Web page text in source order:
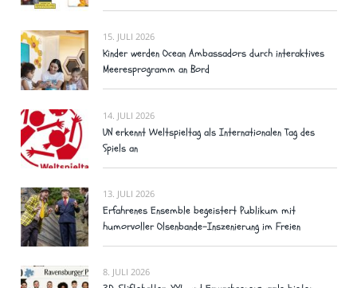
15. JULI 2026
Kinder werden Ocean Ambassadors durch interaktives
Meeresprogramm an Bord
14. JULI 2026
UN erkennt Weltspieltag als Internationalen Tag des
Spiels an
13. JULI 2026
Erfahrenes Ensemble begeistert Publikum mit
humorvoller Olsenbande-Inszenierung im Freien
8. JULI 2026